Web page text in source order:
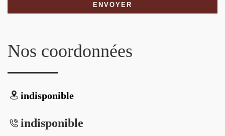
Nos coordonnées
indisponible
indisponible